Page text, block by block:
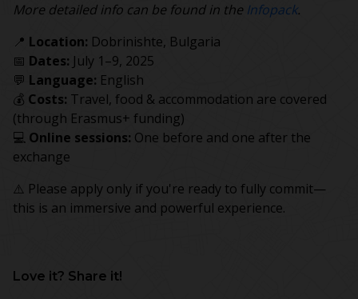
More detailed info can be found in the Infopack.
📍 Location: Dobrinishte, Bulgaria
📅 Dates: July 1–9, 2025
💬 Language: English
💰 Costs: Travel, food & accommodation are covered
(through Erasmus+ funding)
💻 Online sessions: One before and one after the
exchange
⚠️ Please apply only if you're ready to fully commit—
this is an immersive and powerful experience.
Love it? Share it!